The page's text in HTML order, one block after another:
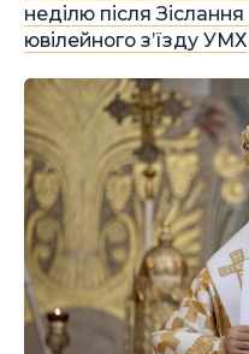
неділю після
ювілейного з’їзду УМХ